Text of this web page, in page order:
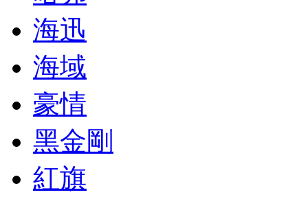
海迅
海域
豪情
黑金剛
紅旗